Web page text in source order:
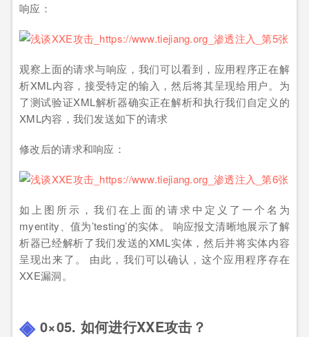
响应：
观察上面的请求与响应，我们可以看到，应用程序正在解
析XML内容，接受特定的输入，然后将其呈现给用户。为
了测试验证XML解析器确实正在解析和执行我们自定义的
XML内容，我们发送如下的请求
修改后的请求和响应：
如上图所示，我们在上面的请求中定义了一个名为
myentity、值为’testing’的实体。 响应报文清晰地展示了解
析器已经解析了我们发送的XML实体，然后并将实体内容
呈现出来了。 由此，我们可以确认，这个应用程序存在
XXE漏洞。
0×05. 如何进行XXE攻击？